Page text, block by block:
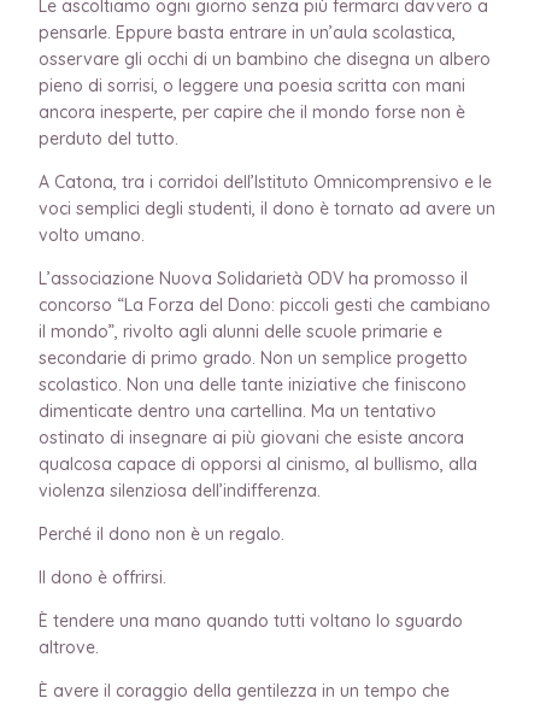
Le ascoltiamo ogni giorno senza più fermarci davvero a
pensarle. Eppure basta entrare in un’aula scolastica,
osservare gli occhi di un bambino che disegna un albero
pieno di sorrisi, o leggere una poesia scritta con mani
ancora inesperte, per capire che il mondo forse non è
perduto del tutto.
A Catona, tra i corridoi dell’Istituto Omnicomprensivo e le
voci semplici degli studenti, il dono è tornato ad avere un
volto umano.
L’associazione Nuova Solidarietà ODV ha promosso il
concorso “La Forza del Dono: piccoli gesti che cambiano
il mondo”, rivolto agli alunni delle scuole primarie e
secondarie di primo grado. Non un semplice progetto
scolastico. Non una delle tante iniziative che finiscono
dimenticate dentro una cartellina. Ma un tentativo
ostinato di insegnare ai più giovani che esiste ancora
qualcosa capace di opporsi al cinismo, al bullismo, alla
violenza silenziosa dell’indifferenza.
Perché il dono non è un regalo.
Il dono è offrirsi.
È tendere una mano quando tutti voltano lo sguardo
altrove.
È avere il coraggio della gentilezza in un tempo che